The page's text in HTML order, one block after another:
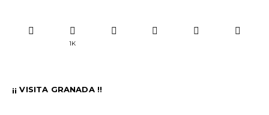
1K
¡¡ VISITA GRANADA !!